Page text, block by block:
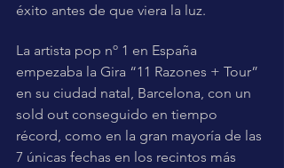
éxito antes de que viera la luz.
La artista pop nº 1 en España
empezaba la Gira “11 Razones + Tour”
en su ciudad natal, Barcelona, con un
sold out conseguido en tiempo
récord, como en la gran mayoría de las
7 únicas fechas en los recintos más